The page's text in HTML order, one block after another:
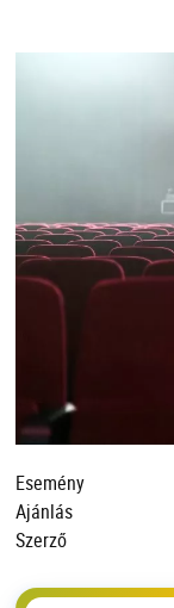
Esemény
Ajánlás
Szerző